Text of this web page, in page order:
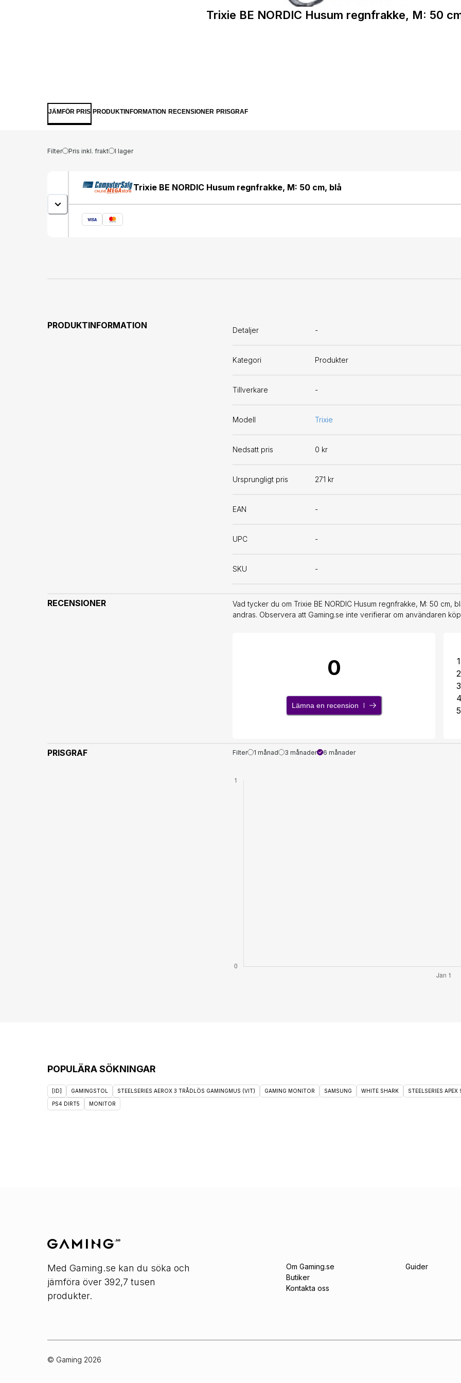
Trixie BE NORDIC Husum regnfrakke, M: 50
JÄMFÖR PRIS PRODUKTINFORMATION RECENSIONER PRISGRAF
Filter Pris inkl. frakt I lager
Trixie BE NORDIC Husum regnfrakke, M: 50 cm, blå
PRODUKTINFORMATION
Detaljer -
Kategori Produkter
Tillverkare -
Modell Trixie
Nedsatt pris 0 kr
Ursprungligt pris 271 kr
EAN -
UPC -
SKU -
RECENSIONER
Vad tycker du om Trixie BE NORDIC Husum regnfrakke, M: 50
andras. Observera att Gaming.se inte verifierar om användaren
0
Lämna en recension
1
2
3
4
5
PRISGRAF Filter 1 månad 3 månader 6 månader
POPULÄRA SÖKNINGAR
[ID] GAMINGSTOL STEELSERIES AEROX 3 TRÅDLÖS GAMINGMUS (VIT) GAMING MONITOR SAMSUNG WHITE SHARK STEELSERIES
PS4 DIRT5 MONITOR
Med Gaming.se kan du söka och
jämföra över 392,7 tusen
produkter.
Om Gaming.se
Butiker
Kontakta oss
Guider
© Gaming 2026